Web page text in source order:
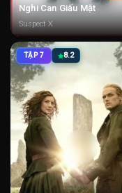
Nghi Can Giấu Mặt
Suspect X
TẬP 7 8.2